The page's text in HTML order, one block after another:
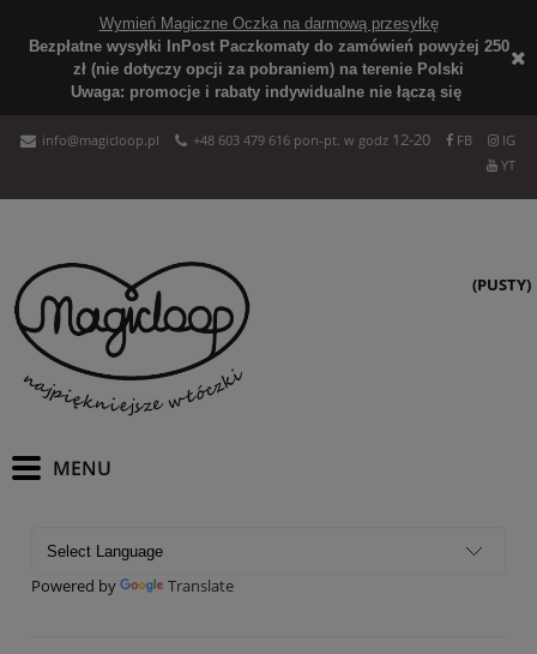
Wymień Magiczne Oczka na darmową przesyłkę
Bezpłatne wysyłki InPost Paczkomaty do zamówień powyżej 250
zł (nie dotyczy opcji za pobraniem) na terenie Polski
Uwaga: promocje i rabaty indywidualne nie łączą się
info@magicloop.pl +48 603 479 616 pon-pt. w godz 12-20 FB
IG
YT
(PUSTY)
Powered by Translate